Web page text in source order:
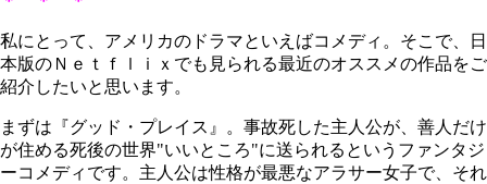
私にとって、アメリカのドラマといえばコメディ。そこで、日
本版のＮｅｔｆｌｉｘでも見られる最近のオススメの作品をご
紹介したいと思います。
まずは『グッド・プレイス』。事故死した主人公が、善人だけ
が住める死後の世界"いいところ"に送られるというファンタジ
ーコメディです。主人公は性格が最悪なアラサー女子で、それ